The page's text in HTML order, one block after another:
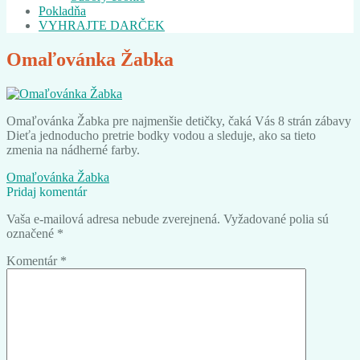
Pokladňa
VYHRAJTE DARČEK
Omaľovánka Žabka
Omaľovánka Žabka pre najmenšie detičky, čaká Vás 8 strán zábavy
Dieťa jednoducho pretrie bodky vodou a sleduje, ako sa tieto
zmenia na nádherné farby.
Navigácia
v
článku
Predchádzajúci
článok:
Omaľovánka Žabka
Pridaj komentár
Vaša e-mailová adresa nebude zverejnená. Vyžadované polia sú
označené *
Komentár *